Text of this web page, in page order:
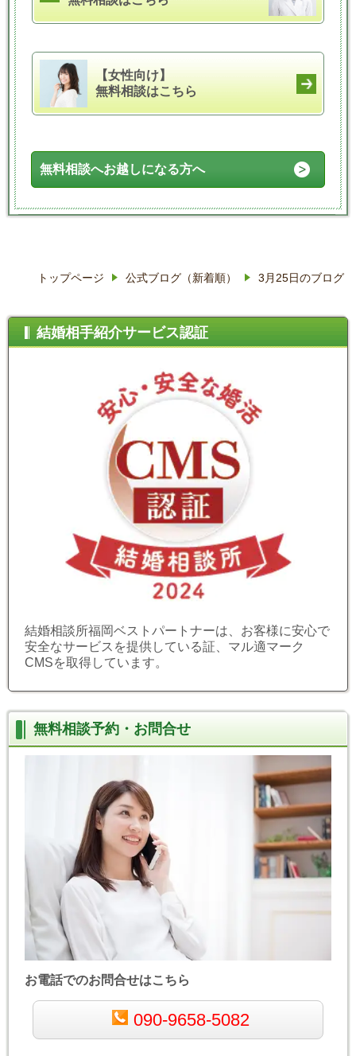
【女性向け】
無料相談はこちら
無料相談へお越しになる方へ
トップページ 公式ブログ（新着順） 3月25日のブログ
結婚相手紹介サービス認証
結婚相談所福岡ベストパートナーは、お客様に安心で
安全なサービスを提供している証、マル適マーク
CMSを取得しています。
無料相談予約・お問合せ
お電話でのお問合せはこちら
090-9658-5082